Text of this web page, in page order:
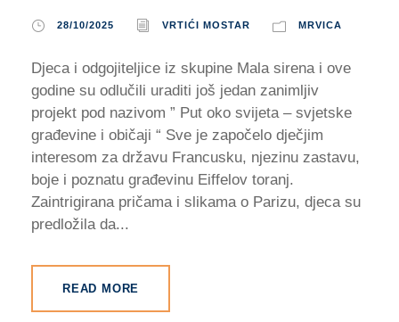
28/10/2025 VRTIĆI MOSTAR MRVICA
Djeca i odgojiteljice iz skupine Mala sirena i ove
godine su odlučili uraditi još jedan zanimljiv
projekt pod nazivom ” Put oko svijeta – svjetske
građevine i običaji “ Sve je započelo dječjim
interesom za državu Francusku, njezinu zastavu,
boje i poznatu građevinu Eiffelov toranj.
Zaintrigirana pričama i slikama o Parizu, djeca su
predložila da...
READ MORE